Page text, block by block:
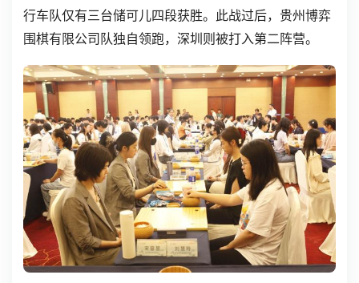
行车队仅有三台储可儿四段获胜。此战过后，贵州博弈
围棋有限公司队独自领跑，深圳则被打入第二阵营。